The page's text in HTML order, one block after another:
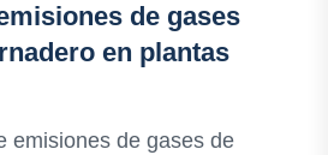
de gases
en plantas
emisiones de gases de